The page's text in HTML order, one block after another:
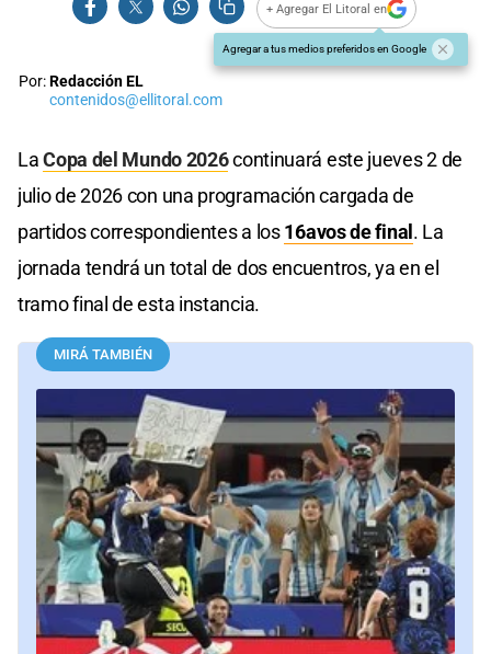
+ Agregar El Litoral en
Agregar a tus medios preferidos en Google
Por:Redacción EL
contenidos@ellitoral.com
LaCopa del Mundo 2026continuará este jueves 2 de
julio de 2026 con una programación cargada de
partidos correspondientes a los16avos de final . La
jornada tendrá un total de dos encuentros, ya en el
tramo final de esta instancia.
MIRÁ TAMBIÉN